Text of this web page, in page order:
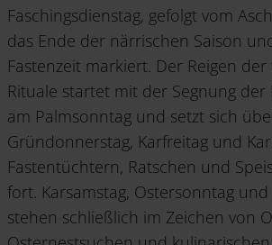
Faschingsdienstag, gefolgt vom
das Ende der närrischen Saison
Fastenzeit markiert. Der Reigen
Rituale startet mit der Segnung der
am Palmsonntag und setzt sich
Gründonnerstag, Karfreitag und
Fastentüchtern, Ratschen und
fort. Karsamstag, Ostersonntag
stehen schließlich im Zeichen von